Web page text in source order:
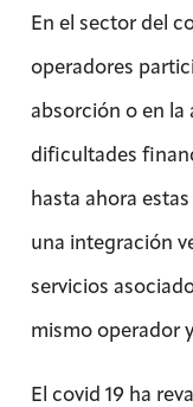
En el sector del
operadores
absorción o en la
dificultades
hasta ahora
una integración
servicios
mismo operador
El covid 19 ha